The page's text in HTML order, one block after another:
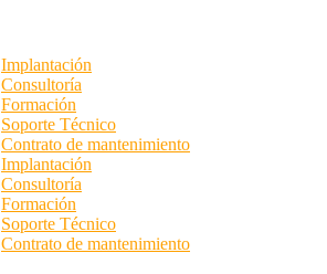
Implantación
Consultoría
Formación
Soporte Técnico
Contrato de mantenimiento
Implantación
Consultoría
Formación
Soporte Técnico
Contrato de mantenimiento